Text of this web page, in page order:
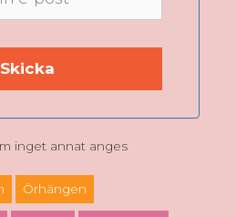
inget annat anges
Örhängen